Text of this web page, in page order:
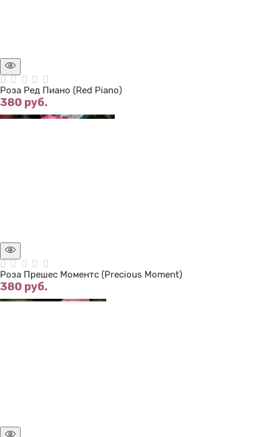
Роза Ред Пиано (Red Piano)
380 руб.
Роза Прешес Моментс (Precious Moment)
380 руб.